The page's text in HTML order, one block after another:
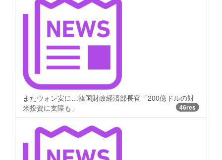
またウォン安に…韓国財政経済部長官「200億ドルの対
米投資に支障も」
46res